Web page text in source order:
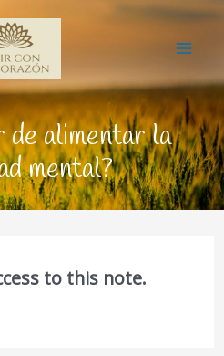
de alimentar la
mental?
to this note.